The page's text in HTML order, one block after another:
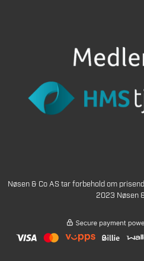
Nøsen & Co AS tar forbehold om
2023 Nøsen